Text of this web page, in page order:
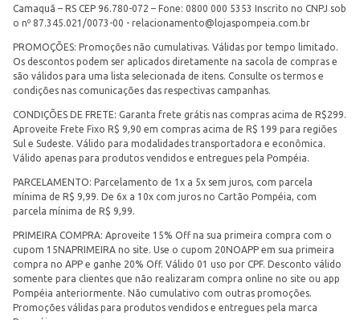
Camaquã – RS CEP 96.780-072 – Fone: 0800 000 5353 Inscrito no CNPJ sob
o nº 87.345.021/0073-00 - relacionamento@lojaspompeia.com.br
PROMOÇÕES: Promoções não cumulativas. Válidas por tempo limitado.
Os descontos podem ser aplicados diretamente na sacola de compras e
são válidos para uma lista selecionada de itens. Consulte os termos e
condições nas comunicações das respectivas campanhas.
CONDIÇÕES DE FRETE: Garanta frete grátis nas compras acima de R$299.
Aproveite Frete Fixo R$ 9,90 em compras acima de R$ 199 para regiões
Sul e Sudeste. Válido para modalidades transportadora e econômica.
Válido apenas para produtos vendidos e entregues pela Pompéia.
PARCELAMENTO: Parcelamento de 1x a 5x sem juros, com parcela
mínima de R$ 9,99. De 6x a 10x com juros no Cartão Pompéia, com
parcela mínima de R$ 9,99.
PRIMEIRA COMPRA: Aproveite 15% Off na sua primeira compra com o
cupom 15NAPRIMEIRA no site. Use o cupom 20NOAPP em sua primeira
compra no APP e ganhe 20% Off. Válido 01 uso por CPF. Desconto válido
somente para clientes que não realizaram compra online no site ou app
Pompéia anteriormente. Não cumulativo com outras promoções.
Promoções válidas para produtos vendidos e entregues pela marca